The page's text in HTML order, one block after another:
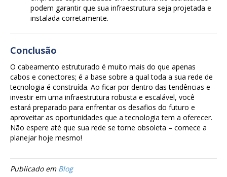
podem garantir que sua infraestrutura seja projetada e
instalada corretamente.
Conclusão
O cabeamento estruturado é muito mais do que apenas
cabos e conectores; é a base sobre a qual toda a sua rede de
tecnologia é construída. Ao ficar por dentro das tendências e
investir em uma infraestrutura robusta e escalável, você
estará preparado para enfrentar os desafios do futuro e
aproveitar as oportunidades que a tecnologia tem a oferecer.
Não espere até que sua rede se torne obsoleta – comece a
planejar hoje mesmo!
Publicado em Blog